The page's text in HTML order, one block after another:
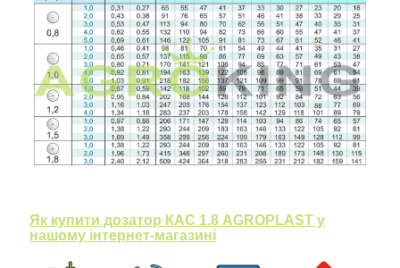
Як купити дозатор КАС 1.8 AGROPLAST у
нашому інтернет-магазині